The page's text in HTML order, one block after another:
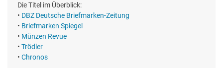
Die Titel im Überblick:
• DBZ Deutsche Briefmarken-Zeitung
• Briefmarken Spiegel
• Münzen Revue
• Trödler
• Chronos